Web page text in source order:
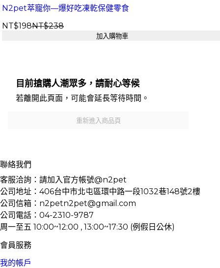
N2pet萃寵你—爆好吃凍乾保健零食
NT$198NT$238
加入購物車
目前搶購人潮眾多，請耐心等候
若離開此頁面，可能會延長等待時間。
重新進入商品頁
聯絡我們
客服洽詢：請加入官方帳號@n2pet
公司地址：406台中市北屯區環中路一段1032巷148號2樓
公司信箱：n2petn2pet@gmail.com
公司電話：04-2310-9787
周一至五 10:00~12:00 , 13:00~17:30 (例假日公休)
會員服務
我的帳戶